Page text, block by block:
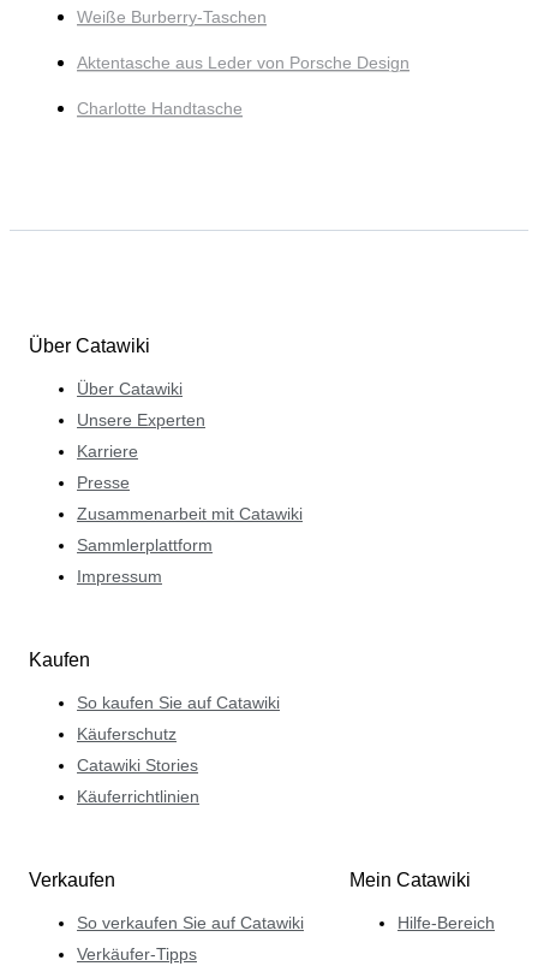
Weiße Burberry-Taschen
Aktentasche aus Leder von Porsche Design
Charlotte Handtasche
Über Catawiki
Über Catawiki
Unsere Experten
Karriere
Presse
Zusammenarbeit mit Catawiki
Sammlerplattform
Impressum
Kaufen
So kaufen Sie auf Catawiki
Käuferschutz
Catawiki Stories
Käuferrichtlinien
Verkaufen
So verkaufen Sie auf Catawiki
Verkäufer-Tipps
Mein Catawiki
Hilfe-Bereich